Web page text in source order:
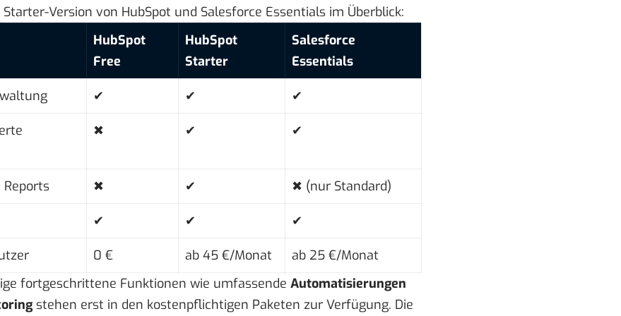
Starter-Version von HubSpot und Salesforce Essentials im Überblick:
HubSpot
Free
HubSpot
Starter
Salesforce
Essentials
✔ ✔ ✔
✖ ✔ ✔
✖ ✔ ✖ (nur Standard)
✔ ✔ ✔
0 € ab 45 €/Monat
ab 25 €/Monat
fortgeschrittene Funktionen wie umfassende Automatisierungen
stehen erst in den kostenpflichtigen Paketen zur Verfügung. Die